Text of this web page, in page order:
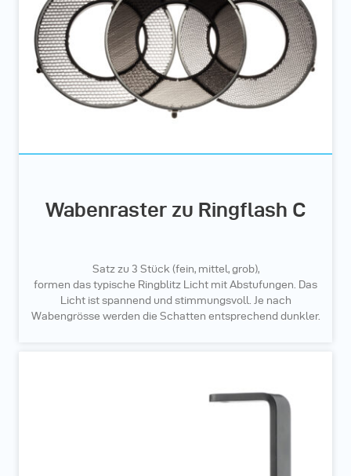
Wabenraster zu Ringflash C
Satz zu 3 Stück (fein, mittel, grob),
formen das typische Ringblitz Licht mit Abstufungen. Das
Licht ist spannend und stimmungsvoll. Je nach
Wabengrösse werden die Schatten entsprechend dunkler.